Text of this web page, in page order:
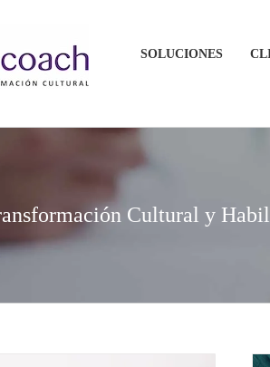
SOLUCIONES
Cultural y